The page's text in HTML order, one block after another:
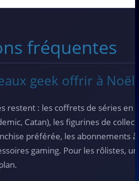
fréquentes
geek offrir à Noël
restent : les coffrets de séries en
Catan), les figurines de
préférée, les abonnements
gaming. Pour les rôlistes,